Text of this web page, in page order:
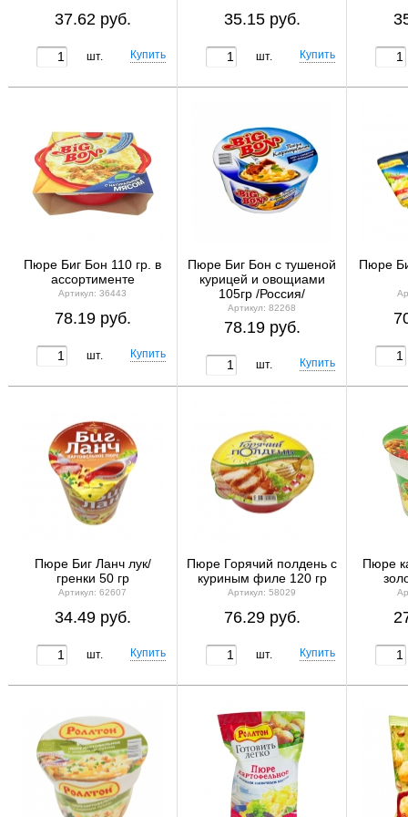
37.62 руб.
шт.
35.15 руб.
шт.
Пюре Биг Бон 110 гр. в
ассортименте
Артикул: 36443
78.19 руб.
шт.
Пюре Биг Бон с тушеной
курицей и овощиами
105гр /Россия/
Артикул: 82268
78.19 руб.
шт.
Пюре
Пюре Биг Ланч лук/
гренки 50 гр
Артикул: 62607
34.49 руб.
шт.
Пюре Горячий полдень с
куриным филе 120 гр
Артикул: 58029
76.29 руб.
шт.
Пюре